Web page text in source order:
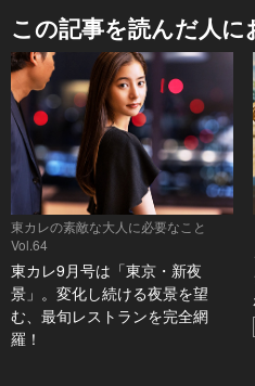
この記事を読んだ人に
東カレの素敵な大人に必要なこと
Vol.64
東カレ9月号は「東京・新夜
景」。変化し続ける夜景を望
む、最旬レストランを完全網
羅！